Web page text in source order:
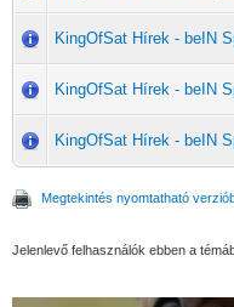
KingOfSat Hírek - beIN
KingOfSat Hírek - beIN
KingOfSat Hírek - beIN
Megtekintés nyomtatható
Jelenlevő felhasználók ebben a